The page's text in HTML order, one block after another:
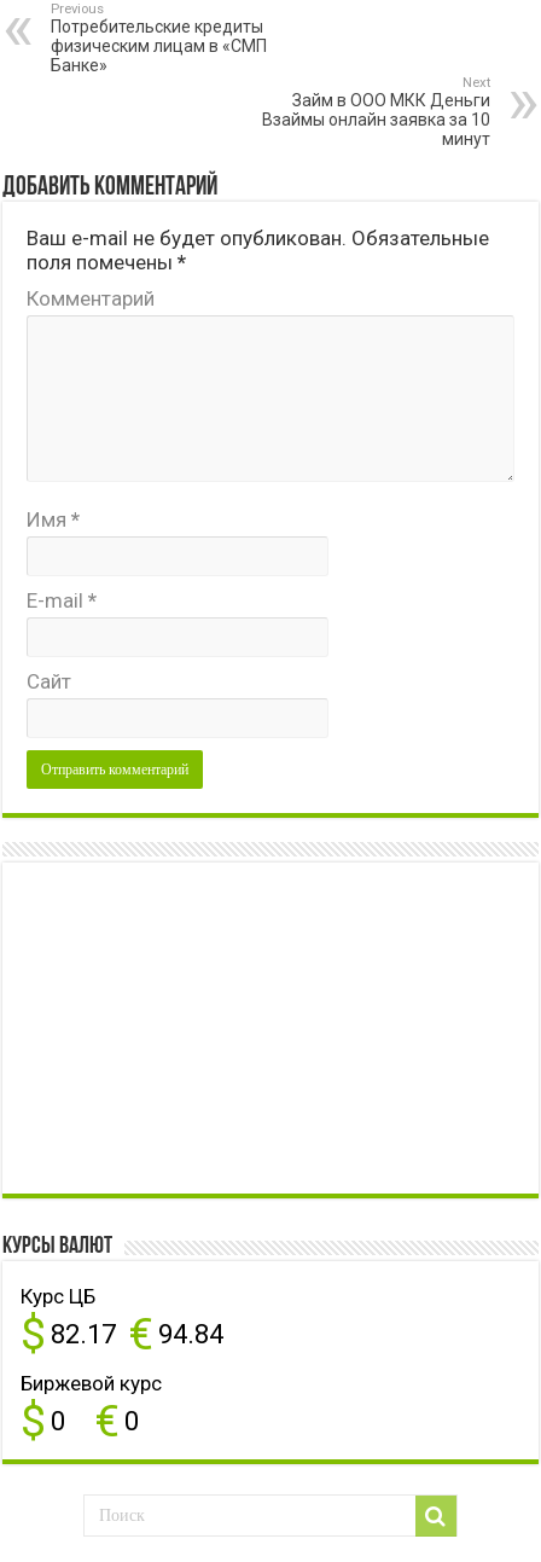
Previous
Потребительские кредиты
физическим лицам в «СМП
Банке»
Next
Займ в ООО МКК Деньги
Взаймы онлайн заявка за 10
минут
Добавить комментарий
Ваш e-mail не будет опубликован. Обязательные
поля помечены*
Комментарий
Имя*
E-mail*
Сайт
Курсы валют
Курс ЦБ
$ 82.17 € 94.84
Биржевой курс
$ 0 € 0